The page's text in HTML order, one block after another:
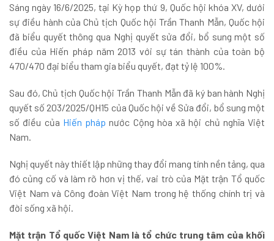
Sáng ngày 16/6/2025, tại Kỳ họp thứ 9, Quốc hội khóa XV, dưới
sự điều hành của Chủ tịch Quốc hội Trần Thanh Mẫn, Quốc hội
đã biểu quyết thông qua Nghị quyết sửa đổi, bổ sung một số
điều của Hiến pháp năm 2013 với sự tán thành của toàn bộ
470/470 đại biểu tham gia biểu quyết, đạt tỷ lệ 100%.
Sau đó, Chủ tịch Quốc hội Trần Thanh Mẫn đã ký ban hành Nghị
quyết số 203/2025/QH15 của Quốc hội về Sửa đổi, bổ sung một
số điều của Hiến pháp nước Cộng hòa xã hội chủ nghĩa Việt
Nam.
Nghị quyết này thiết lập những thay đổi mang tính nền tảng, qua
đó củng cố và làm rõ hơn vị thế, vai trò của Mặt trận Tổ quốc
Việt Nam và Công đoàn Việt Nam trong hệ thống chính trị và
đời sống xã hội.
Mặt trận Tổ quốc Việt Nam là tổ chức trung tâm của khối